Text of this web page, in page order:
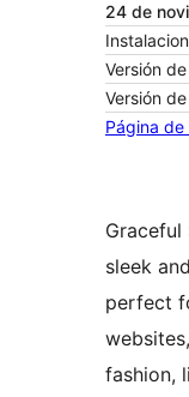
24 de
Versión
Versión de
Página
Graceful
sleek
perfect
fashion,